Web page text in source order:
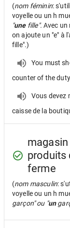
(nom féminin:
voyelle ou un h
"unefille". Avec un
on ajoute un "e" à
fille".)
You must
counter of the
Vous devez
caisse de la
magasin
produits
ferme
(nom masculin:
voyelle ou un h
garçon" ou "un